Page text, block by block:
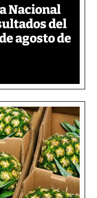
Nacional
del
agosto de